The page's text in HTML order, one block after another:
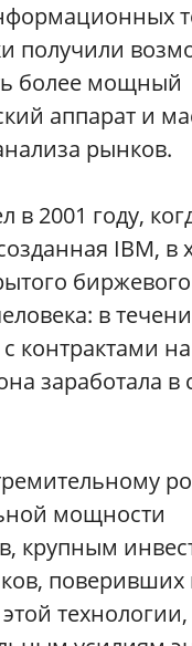
получили
более мощный
аппарат и
рынков.
в 2001 году,
IBM, в
в
контрактами
заработала в
мощности
крупным
поверивших